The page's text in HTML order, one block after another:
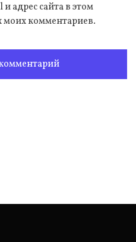
адрес сайта в этом
моих комментариев.